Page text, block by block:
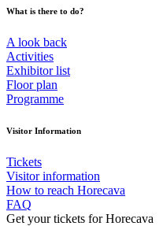
What is there to do?
A look back
Activities
Exhibitor list
Floor plan
Programme
Visitor Information
Tickets
Visitor information
How to reach Horecava
FAQ
Get your tickets for Horecava